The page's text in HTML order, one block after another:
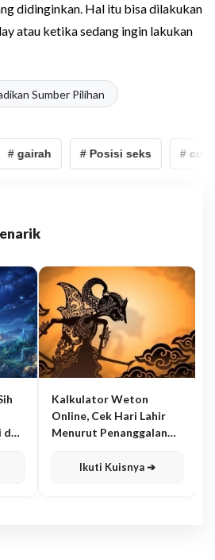
didinginkan. Hal itu bisa dilakukan
atau ketika sedang ingin lakukan
Sumber Pilihan
# gairah # Posisi seks #
Kalkulator Weton
Online, Cek Hari Lahir
Menurut Penanggalan
Ikuti Kuisnya ➔